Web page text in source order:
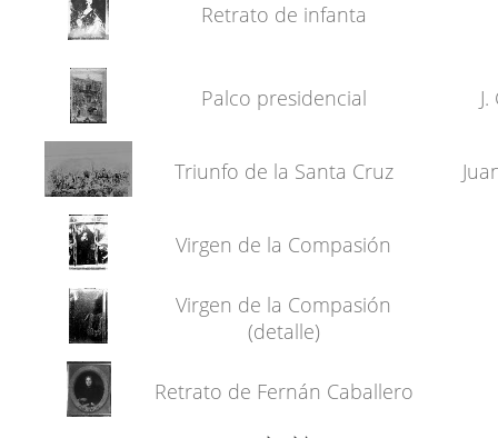
Retrato de infanta
Palco presidencial
Triunfo de la Santa Cruz
Virgen de la Compasión
Virgen de la Compasión
(detalle)
Retrato de Fernán Caballero